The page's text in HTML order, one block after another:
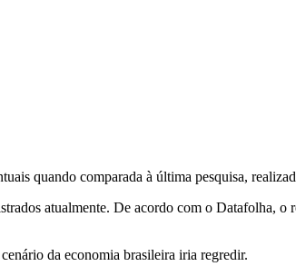
quando comparada à última pesquisa,
atualmente. De acordo com o Datafolha,
da economia brasileira iria regredir.